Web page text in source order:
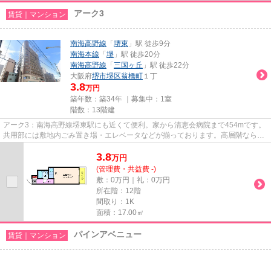
賃貸｜マンション アーク3
南海高野線 「 堺東 」駅 徒歩9分
南海本線 「 堺 」駅 徒歩20分
南海高野線 「 三国ヶ丘 」駅 徒歩22分
大阪府堺市堺区翁橋町 １丁
3.8万円
築年数：築34年 ｜募集中： 1室
階数：13階建
アーク3：南海高野線堺東駅にも近くて便利。家から清恵会病院まで454mです。
共用部には敷地内ごみ置き場・エレベータなどが揃っております。高層階なら景
3.8万円
(管理費・共益費 -)
敷：0万円｜礼：0万円
所在階：12階
間取り：1K
面積：17.00㎡
賃貸｜マンション パインアベニュー